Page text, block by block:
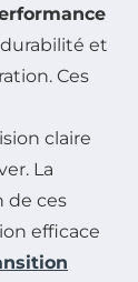
durabilité et
Ces
claire
La
de ces
efficace